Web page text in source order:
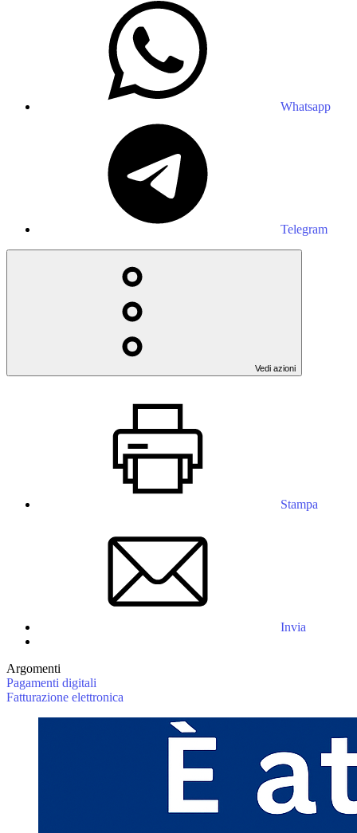
Whatsapp
Telegram
Vedi azioni
Stampa
Invia
Argomenti
Pagamenti digitali
Fatturazione elettronica